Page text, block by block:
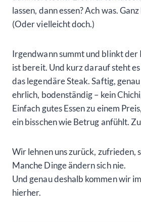
lassen, dann essen? Ach was.
(Oder vielleicht doch.)
Irgendwann summt und blinkt der
ist bereit. Und kurz darauf steht es
das legendäre Steak. Saftig,
ehrlich, bodenständig – kein
Einfach gutes Essen zu einem
ein bisschen wie Betrug anfühlt.
Wir lehnen uns zurück, zufrieden,
Manche Dinge ändern sich nie.
Und genau deshalb kommen wir
hierher.